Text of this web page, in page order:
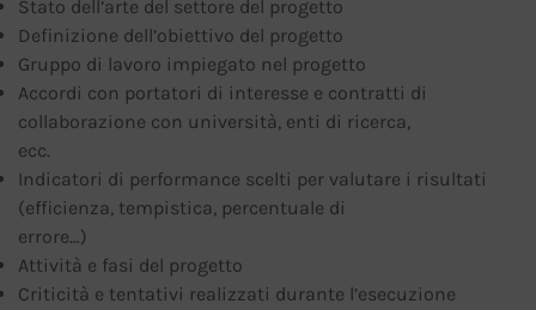
Stato dell’arte del settore del progetto
Definizione dell’obiettivo del progetto
Gruppo di lavoro impiegato nel progetto
Accordi con portatori di interesse e contratti di
collaborazione con università, enti di ricerca,
ecc.
Indicatori di performance scelti per valutare i risultati
(efficienza, tempistica, percentuale di
errore…)
Attività e fasi del progetto
Criticità e tentativi realizzati durante l’esecuzione